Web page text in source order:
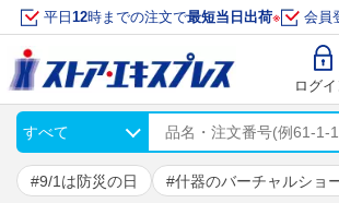
平日 12時までの注文で最短当日出荷※ 会員
ログ
9/1は防災の日 什器のバーチャルショ